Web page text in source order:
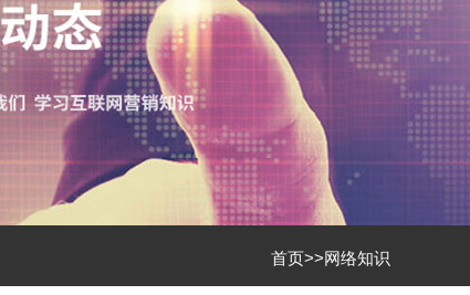
首页>>网络知识